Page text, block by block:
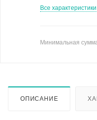
Все характеристики
Минимальная
ОПИСАНИЕ